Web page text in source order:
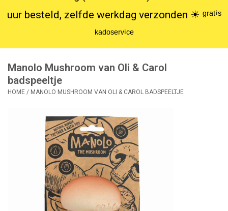
Poppen
SALE
Cadeauservice
uur besteld, zelfde werkdag verzonden ☀︎ ᵍʳᵃᵗⁱˢ
ᵏᵃᵈᵒˢᵉʳᵛⁱᶜᵉ
Manolo Mushroom van Oli & Carol
badspeeltje
HOME / MANOLO MUSHROOM VAN OLI & CAROL BADSPEELTJE